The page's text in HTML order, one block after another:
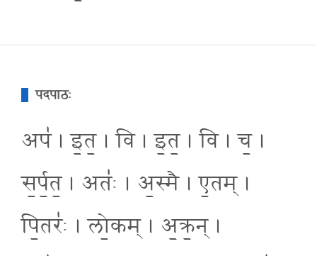
पदपाठः
अप॑ । इ॒त॒ । वि । इ॒त॒ । वि । च॒ ।
स॒र्प॒त॒ । अतः॑ । अ॒स्मै । ए॒तम् ।
पि॒तरः॑ । लो॒कम् । अ॒क्र॒न् ।